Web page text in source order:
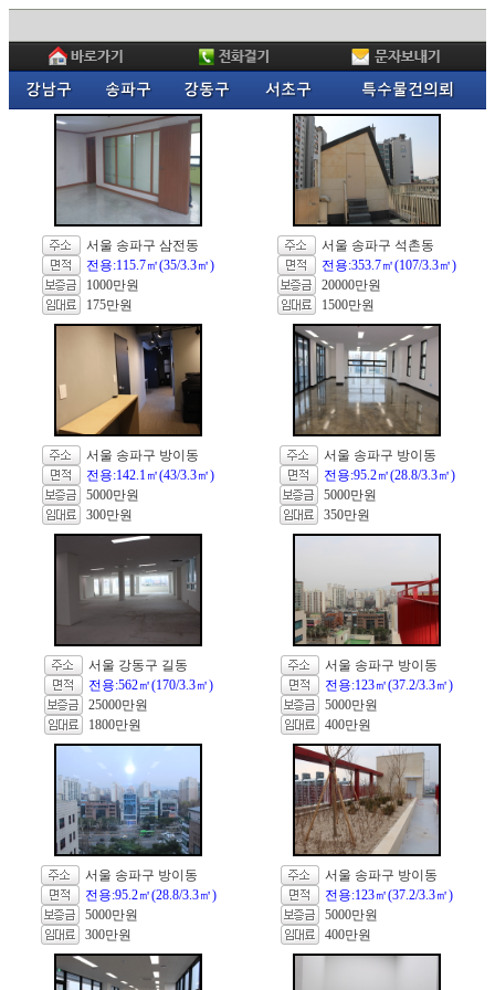
서울 송파구 삼전동
전용:115.7㎡(35/3.3㎡)
1000만원
175만원
서울 송파구 석촌동
전용:353.7㎡(107/3.3㎡)
20000만원
1500만원
서울 송파구 방이동
전용:142.1㎡(43/3.3㎡)
5000만원
300만원
서울 송파구 방이동
전용:95.2㎡(28.8/3.3㎡)
5000만원
350만원
서울 강동구 길동
전용:562㎡(170/3.3㎡)
25000만원
1800만원
서울 송파구 방이동
전용:123㎡(37.2/3.3㎡)
5000만원
400만원
서울 송파구 방이동
전용:95.2㎡(28.8/3.3㎡)
5000만원
300만원
서울 송파구 방이동
전용:123㎡(37.2/3.3㎡)
5000만원
400만원